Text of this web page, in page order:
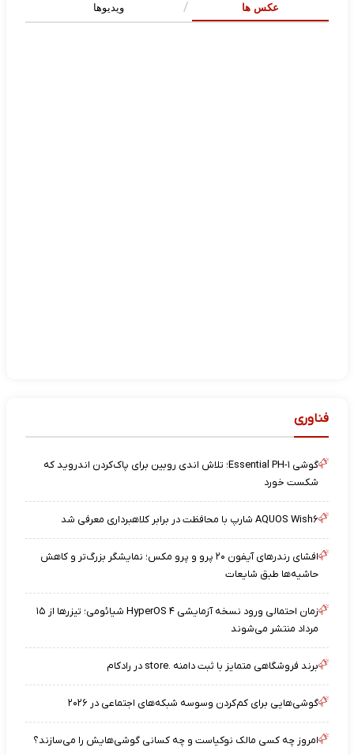
عکس ها ویدیوها
فناوری
گوشی Essential PH-۱؛ تلاش اندی روبین برای پاک‌کردن اندروید که
شکست خورد
AQUOS Wish۶ شارپ با محافظت در برابر کلاهبرداری معرفی شد
افشای رندرهای آیفون ۲۰ پرو و پرو مکس؛ نمایشگر بزرگ‌تر و کاهش
حاشیه‌ها طبق شایعات
زمان احتمالی ورود نسخه آزمایشی HyperOS ۴ شیائومی؛ تیزرها از ۱۵
مرداد منتشر می‌شوند
برند فروشگاهی متمایز با ثبت دامنه .store در رادکام
گوشی‌هایی برای کم‌کردن وسوسه شبکه‌های اجتماعی در ۲۰۲۶
امروز چه کسی مالک نوکیاست و چه کسانی گوشی‌هایش را می‌سازند؟